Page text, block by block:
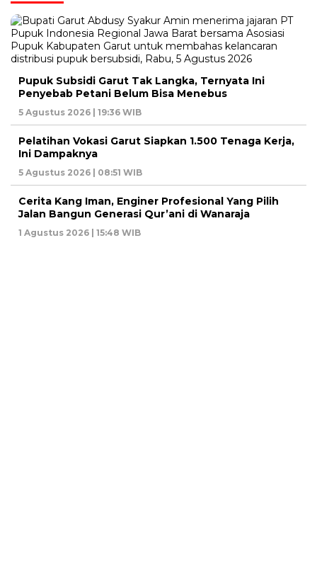
Pupuk Subsidi Garut Tak Langka, Ternyata Ini
Penyebab Petani Belum Bisa Menebus
5 Agustus 2026 | 19:36 WIB
Pelatihan Vokasi Garut Siapkan 1.500 Tenaga Kerja,
Ini Dampaknya
5 Agustus 2026 | 08:51 WIB
Cerita Kang Iman, Enginer Profesional Yang Pilih
Jalan Bangun Generasi Qur’ani di Wanaraja
1 Agustus 2026 | 15:48 WIB